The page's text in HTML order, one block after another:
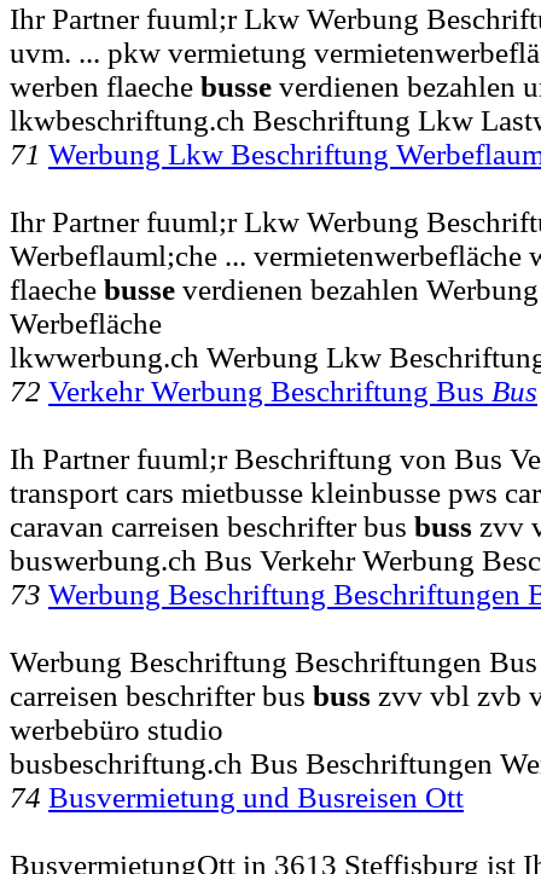
Ihr Partner fuuml;r Lkw Werbung
uvm. ... pkw vermietung
werben flaeche busse verdienen bezahlen
lkwbeschriftung.ch Beschriftung Lkw
71 Werbung Lkw Beschriftung
Ihr Partner fuuml;r Lkw Werbung
Werbeflauml;che ... vermietenwerbefläche
flaeche busse verdienen bezahlen
Werbefläche
lkwwerbung.ch Werbung Lkw
72 Verkehr Werbung Beschriftung Bus Bus
Ih Partner fuuml;r Beschriftung von Bus
transport cars mietbusse kleinbusse pws
caravan carreisen beschrifter bus buss zvv
buswerbung.ch Bus Verkehr Werbung
73 Werbung Beschriftung Beschriftungen
Werbung Beschriftung Beschriftungen
carreisen beschrifter bus buss zvv vbl zvb
werbebüro studio
busbeschriftung.ch Bus Beschriftungen
74 Busvermietung und Busreisen Ott
BusvermietungOtt in 3613 Steffisburg ist